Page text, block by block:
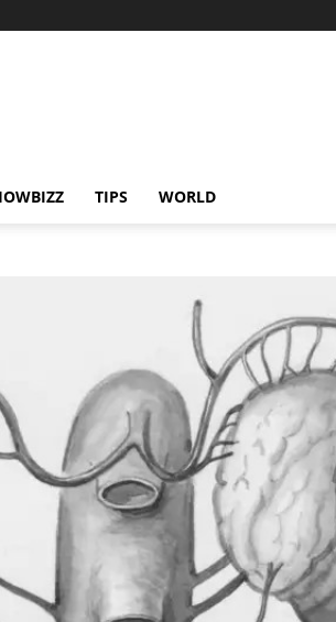
TIPS WORLD